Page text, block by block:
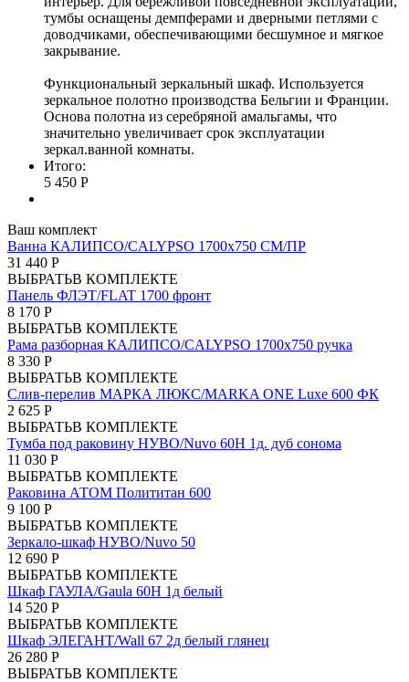
тумбы оснащены демпферами и дверными петлями с
доводчиками, обеспечивающими бесшумное и мягкое
закрывание.
Функциональный зеркальный шкаф. Используется
зеркальное полотно производства Бельгии и Франции.
Основа полотна из серебряной амальгамы, что
значительно увеличивает срок эксплуатации
зеркал.ванной комнаты.
Итого:
5 450 Р
Ваш комплект
Ванна КАЛИПСО/CALYPSO 1700х750 СМ/ПР
31 440 Р
ВЫБРАТЬВ КОМПЛЕКТЕ
Панель ФЛЭТ/FLAT 1700 фронт
8 170 Р
ВЫБРАТЬВ КОМПЛЕКТЕ
Рама разборная КАЛИПСО/CALYPSO 1700х750 ручка
8 330 Р
ВЫБРАТЬВ КОМПЛЕКТЕ
Слив-перелив МАРКА ЛЮКС/MARKA ONE Luxe 600 ФК
2 625 Р
ВЫБРАТЬВ КОМПЛЕКТЕ
Тумба под раковину НУВО/Nuvo 60Н 1д. дуб сонома
11 030 Р
ВЫБРАТЬВ КОМПЛЕКТЕ
Раковина АТОМ Полититан 600
9 100 Р
ВЫБРАТЬВ КОМПЛЕКТЕ
Зеркало-шкаф НУВО/Nuvo 50
12 690 Р
ВЫБРАТЬВ КОМПЛЕКТЕ
Шкаф ГАУЛА/Gaula 60Н 1д белый
14 520 Р
ВЫБРАТЬВ КОМПЛЕКТЕ
Шкаф ЭЛЕГАНТ/Wall 67 2д белый глянец
26 280 Р
ВЫБРАТЬВ КОМПЛЕКТЕ